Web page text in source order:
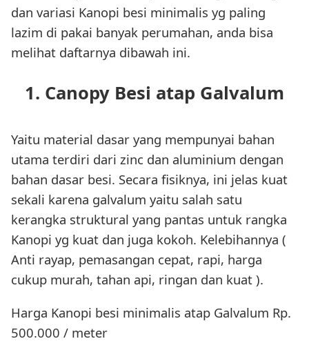
dan variasi Kanopi besi minimalis yg paling
lazim di pakai banyak perumahan, anda bisa
melihat daftarnya dibawah ini.
1. Canopy Besi atap Galvalum
Yaitu material dasar yang mempunyai bahan
utama terdiri dari zinc dan aluminium dengan
bahan dasar besi. Secara fisiknya, ini jelas kuat
sekali karena galvalum yaitu salah satu
kerangka struktural yang pantas untuk rangka
Kanopi yg kuat dan juga kokoh. Kelebihannya (
Anti rayap, pemasangan cepat, rapi, harga
cukup murah, tahan api, ringan dan kuat ).
Harga Kanopi besi minimalis atap Galvalum Rp.
500.000 / meter